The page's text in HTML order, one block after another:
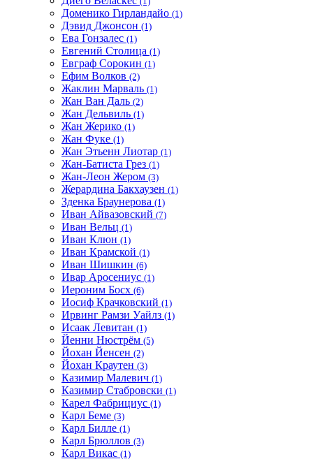
Доменико Гирландайо (1)
Дэвид Джонсон (1)
Ева Гонзалес (1)
Евгений Столица (1)
Евграф Сорокин (1)
Ефим Волков (2)
Жаклин Марваль (1)
Жан Ван Даль (2)
Жан Дельвиль (1)
Жан Жерико (1)
Жан Фуке (1)
Жан Этьенн Лиотар (1)
Жан-Батиста Грез (1)
Жан-Леон Жером (3)
Жерардина Бакхаузен (1)
Зденка Браунерова (1)
Иван Айвазовский (7)
Иван Вельц (1)
Иван Клюн (1)
Иван Крамской (1)
Иван Шишкин (6)
Ивар Аросениус (1)
Иероним Босх (6)
Иосиф Крачковский (1)
Ирвинг Рамзи Уайлз (1)
Исаак Левитан (1)
Йенни Нюстрём (5)
Йохан Йенсен (2)
Йохан Краутен (3)
Казимир Малевич (1)
Казимир Стабровски (1)
Карел Фабрициус (1)
Карл Беме (3)
Карл Билле (1)
Карл Брюллов (3)
Карл Викас (1)